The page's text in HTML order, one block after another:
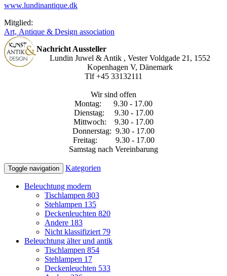
www.lundinantique.dk
Mitglied:
Art, Antique & Design association
Nachricht Aussteller
Lundin Juwel & Antik , Vester Voldgade 21, 1552
Kopenhagen V, Dänemark
Tlf +45 33132111
Wir sind offen
Montag: 9.30 - 17.00
Dienstag: 9.30 - 17.00
Mittwoch: 9.30 - 17.00
Donnerstag: 9.30 - 17.00
Freitag: 9.30 - 17.00
Samstag nach Vereinbarung
Toggle navigation Kategorien
Beleuchtung modern
Tischlampen 803
Stehlampen 135
Deckenleuchten 820
Andere 183
Nicht klassifiziert 79
Beleuchtung älter und antik
Tischlampen 854
Stehlampen 17
Deckenleuchten 533